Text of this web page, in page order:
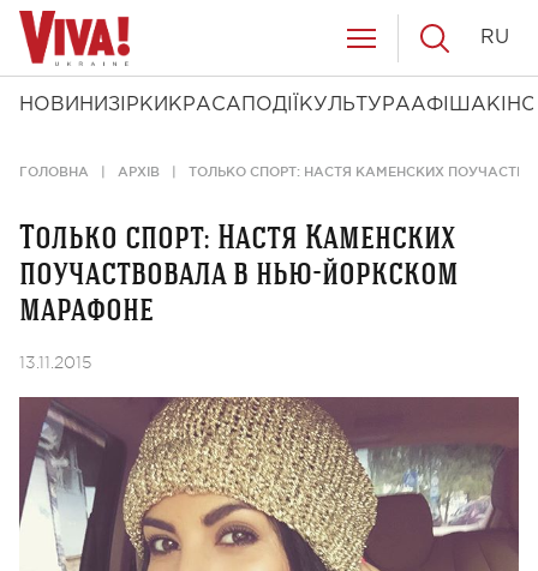
НОВИНИ ЗІРКИ КРАСА ПОДІЇ КУЛЬТУРААФІША КІНО
RU
ГОЛОВНА АРХІВ ТОЛЬКО СПОРТ: НАСТЯ КАМЕНСКИХ
Только спорт: Настя Каменских
поучаствовала в нью-йоркском
марафоне
13.11.2015